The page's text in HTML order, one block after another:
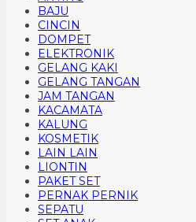
BAJU
CINCIN
DOMPET
ELEKTRONIK
GELANG KAKI
GELANG TANGAN
JAM TANGAN
KACAMATA
KALUNG
KOSMETIK
LAIN LAIN
LIONTIN
PAKET SET
PERNAK PERNIK
SEPATU